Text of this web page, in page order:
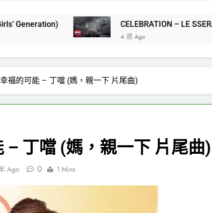
CELEBRATION – LE SSERAFIM(르세라핌)
4 週 Ago
幸福的可能 – 丁噹 (媽，親一下 片尾曲)
– 丁噹 (媽，親一下 片尾曲)
Ago 0 1 Mins